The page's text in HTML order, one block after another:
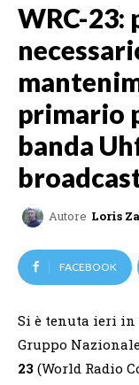
WRC-
primario
banda
Autore Loris
FACEBOOK
Si è tenuta ieri
Gruppo
23 (World Radio